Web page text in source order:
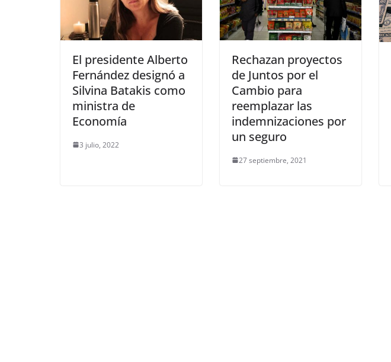
El presidente Alberto
Fernández designó a
Silvina Batakis como
ministra de
Economía
3 julio, 2022
Rechazan proyectos
de Juntos por el
Cambio para
reemplazar las
indemnizaciones por
un seguro
27 septiembre, 2021